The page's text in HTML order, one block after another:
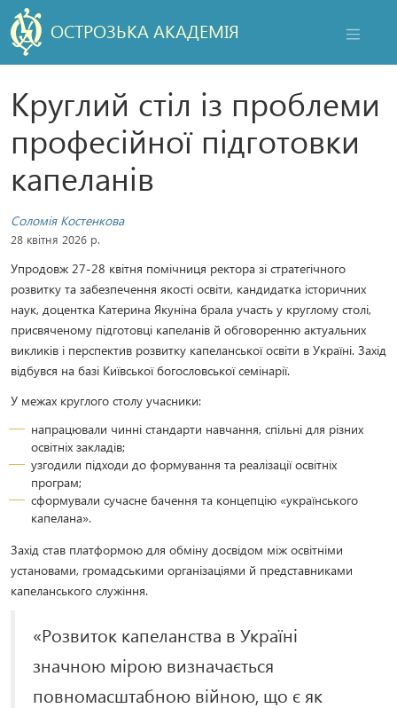
ОСТРОЗЬКА АКАДЕМІЯ
Круглий стіл із проблеми
професійної підготовки
капеланів
Соломія Костенкова
28 квітня 2026 р.
Упродовж 27-28 квітня помічниця ректора зі стратегічного
розвитку та забезпечення якості освіти, кандидатка історичних
наук, доцентка Катерина Якуніна брала участь у круглому столі,
присвяченому підготовці капеланів й обговоренню актуальних
викликів і перспектив розвитку капеланської освіти в Україні. Захід
відбувся на базі Київської богословської семінарії.
У межах круглого столу учасники:
напрацювали чинні стандарти навчання, спільні для різних
освітніх закладів;
узгодили підходи до формування та реалізації освітніх
програм;
сформували сучасне бачення та концепцію «українського
капелана».
Захід став платформою для обміну досвідом між освітніми
установами, громадськими організаціями й представниками
капеланського служіння.
«Розвиток капеланства в Україні
значною мірою визначається
повномасштабною війною, що є як